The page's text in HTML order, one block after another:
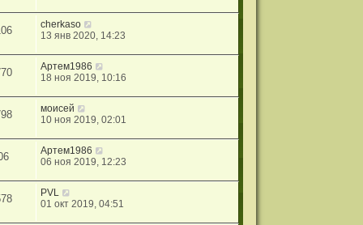
cherkaso
13 янв 2020, 14:23
Aртем1986
18 ноя 2019, 10:16
моисей
10 ноя 2019, 02:01
Aртем1986
06 ноя 2019, 12:23
PVL
01 окт 2019, 04:51